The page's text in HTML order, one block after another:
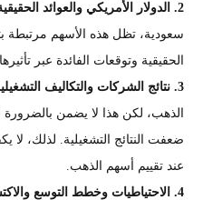
2. الدولار الأمريكي والعوائد الحقيقية:
سعودية، تظل هذه الأسهم مرتبطة
الحقيقية وتوقعات الفائدة عبر
3. نتائج الشركات والتكاليف التشغيلية:
الذهب، لكن هذا لا يضمن بالضرورة
ضعفت النتائج التشغيلية. لذلك،
عند تقييم أسهم الذهب.
4. الاحتياطيات وخطط التوسع والاكتشافات: